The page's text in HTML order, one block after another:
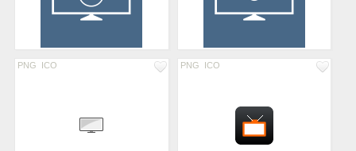
PNG ICO PNG ICO